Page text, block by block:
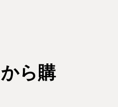
ら購